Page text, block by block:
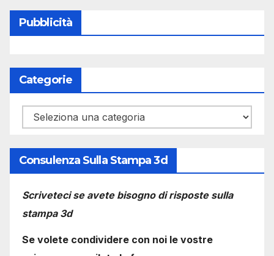
Pubblicità
Categorie
Categorie
Consulenza Sulla Stampa 3d
Scriveteci se avete bisogno di risposte sulla
stampa 3d
Se volete condividere con noi le vostre